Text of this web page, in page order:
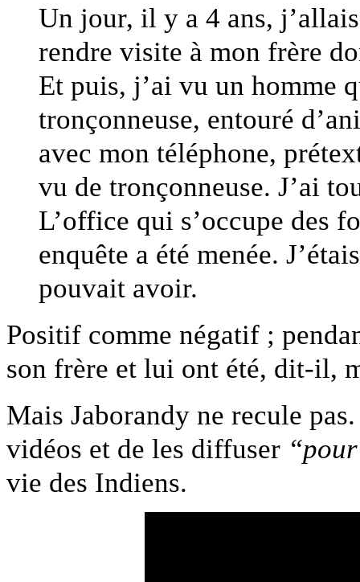
Un jour, il y a 4 ans,
rendre visite à mon frère
Et puis, j’ai vu un homme
tronçonneuse, entouré
avec mon téléphone,
vu de tronçonneuse. J’ai
L’office qui s’occupe des
enquête a été menée.
pouvait avoir.
Positif comme négatif ;
son frère et lui ont été, dit-il,
Mais Jaborandy ne recule
vidéos et de les diffuser
vie des Indiens.